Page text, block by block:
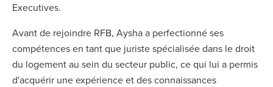
Executives.
Avant de rejoindre RFB, Aysha a perfectionné ses
compétences en tant que juriste spécialisée dans le droit
du logement au sein du secteur public, ce qui lui a permis
d'acquérir une expérience et des connaissances